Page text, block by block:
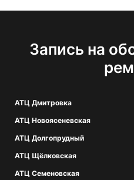
Запись на
АТЦ Дмитровка
АТЦ Новоясеневская
АТЦ Долгопрудный
АТЦ Щёлковская
АТЦ Семеновская